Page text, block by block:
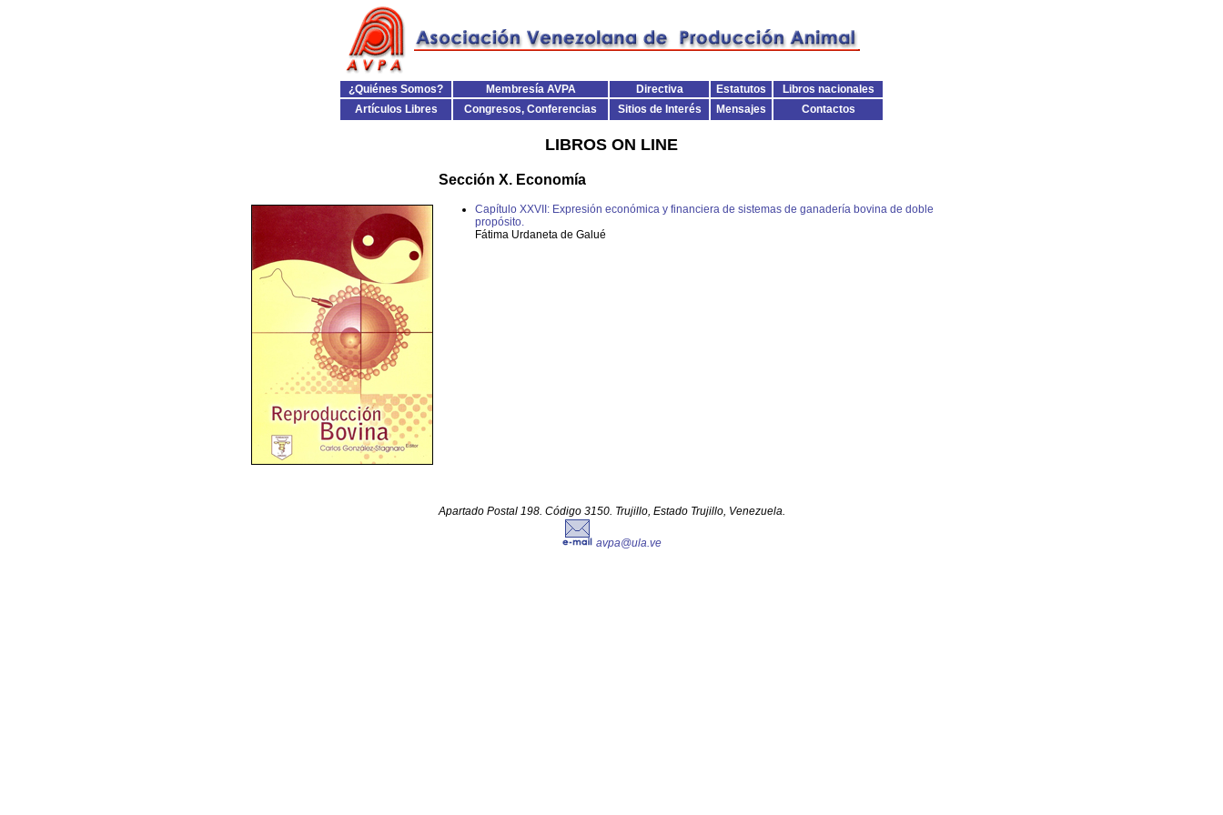
¿Quiénes Somos? Membresía AVPA Directiva Estatutos
Libros nacionales
Artículos Libres
Congresos, Conferencias Sitios de Interés Mensajes Contactos
LIBROS ON LINE
Sección X. Economía
Capítulo XXVII: Expresión económica y financiera de sistemas de ganadería bovina de doble
propósito.
Fátima Urdaneta de Galué
Apartado Postal 198. Código 3150. Trujillo, Estado Trujillo, Venezuela.
avpa@ula.ve